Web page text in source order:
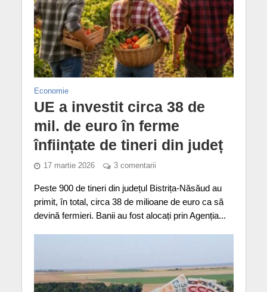
Economie
UE a investit circa 38 de
mil. de euro în ferme
înființate de tineri din județ
17 martie 2026 3 comentarii
Peste 900 de tineri din județul Bistrița-Năsăud au
primit, în total, circa 38 de milioane de euro ca să
devină fermieri. Banii au fost alocați prin Agenția...